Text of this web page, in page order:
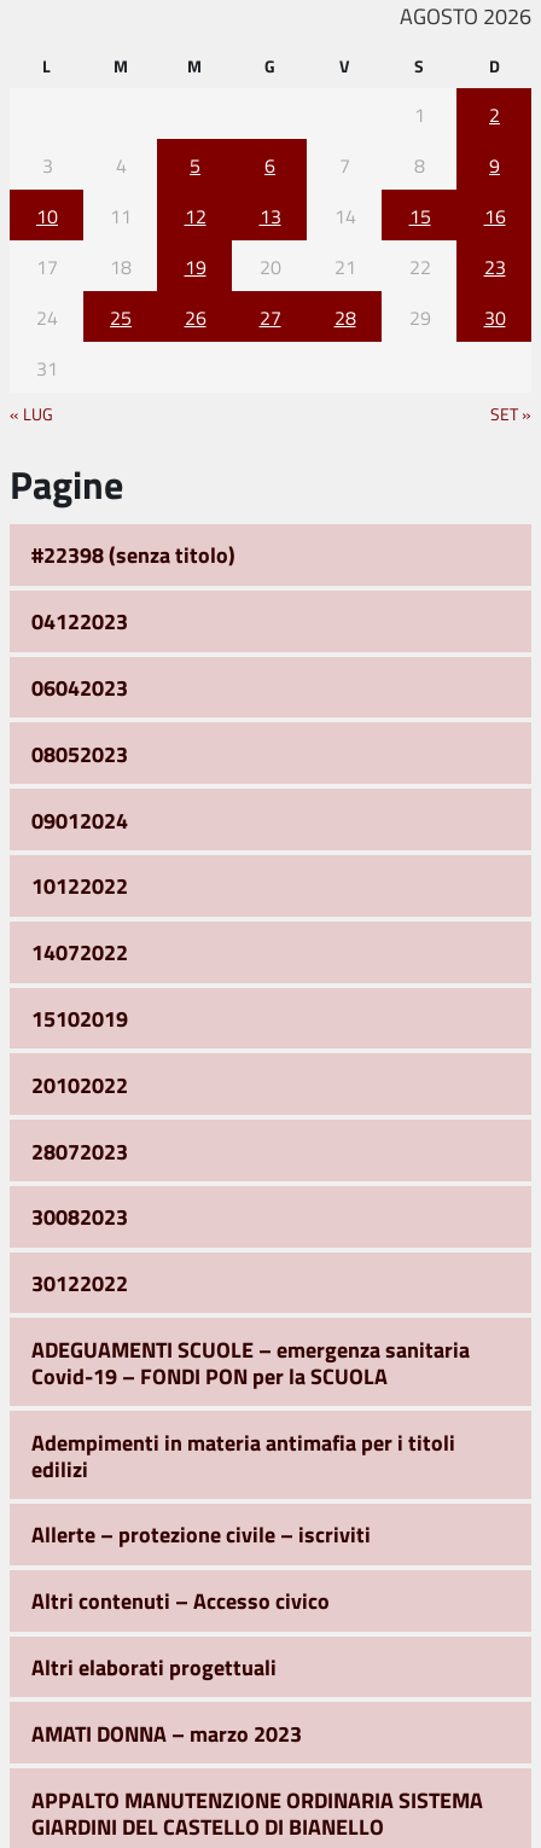
AGOSTO 2026
L M M G V S D
1
2
3
4 5 6 7 8
9
10
11 12 13 14 15
16
17
18 19 20 21 22
23
24
25 26 27 28 29
30
31
« LUG SET »
Pagine
#22398 (senza titolo)
04122023
06042023
08052023
09012024
10122022
14072022
15102019
20102022
28072023
30082023
30122022
ADEGUAMENTI SCUOLE – emergenza sanitaria
Covid-19 – FONDI PON per la SCUOLA
Adempimenti in materia antimafia per i titoli
edilizi
Allerte – protezione civile – iscriviti
Altri contenuti – Accesso civico
Altri elaborati progettuali
AMATI DONNA – marzo 2023
APPALTO MANUTENZIONE ORDINARIA SISTEMA
GIARDINI DEL CASTELLO DI BIANELLO